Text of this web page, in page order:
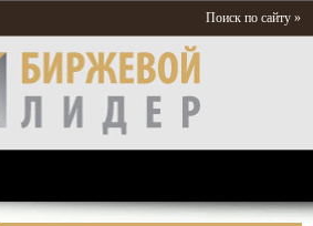
Поиск по сайту »